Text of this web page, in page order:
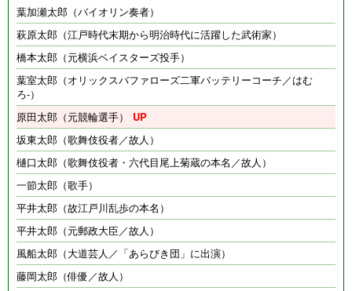
葉加瀬太郎（バイオリン奏者）
萩原太郎（江戸時代末期から明治時代に活躍した武術家）
橋本太郎（元横浜ベイスターズ投手）
葉室太郎（オリックスバファローズ二軍バッテリーコーチ／はむ
ろ-）
原田太郎（元競輪選手）
坂東太郎（歌舞伎役者／故人）
樋口太郎（歌舞伎役者・六代目尾上菊蔵の本名／故人）
一節太郎（歌手）
平井太郎（故江戸川乱歩の本名）
平井太郎（元郵政大臣／故人）
風船太郎（大道芸人／「あらびき団」に出演）
藤岡太郎（俳優／故人）